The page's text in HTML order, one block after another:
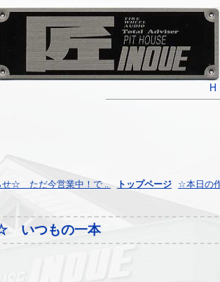
☆ ただ今営業中！で .. トップページ ☆本日の
いつもの一本